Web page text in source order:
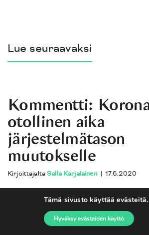
Lue seuraavaksi
Kommentti:
otollinen aika
järjestelmätason
muutokselle
KirjoittajaltaSalla Karjalainen | 17.6.2020
Kommentti:
Tämä sivusto käyttää evästeitä.
Hyväksy evästeiden käyttö